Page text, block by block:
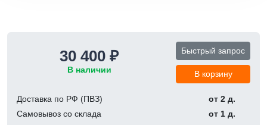
30 400 ₽
В наличии
Быстрый запрос
В корзину
Доставка по РФ (ПВЗ)
от 2 д.
Самовывоз со склада
от 1 д.